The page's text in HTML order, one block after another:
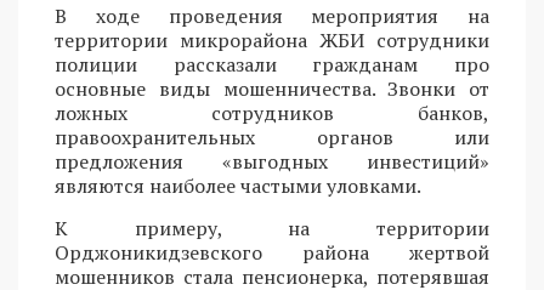
В ходе проведения мероприятия на
территории микрорайона ЖБИ сотрудники
полиции рассказали гражданам про
основные виды мошенничества. Звонки от
ложных сотрудников банков,
правоохранительных органов или
предложения «выгодных инвестиций»
являются наиболее частыми уловками.
К примеру, на территории
Орджоникидзевского района жертвой
мошенников стала пенсионерка, потерявшая